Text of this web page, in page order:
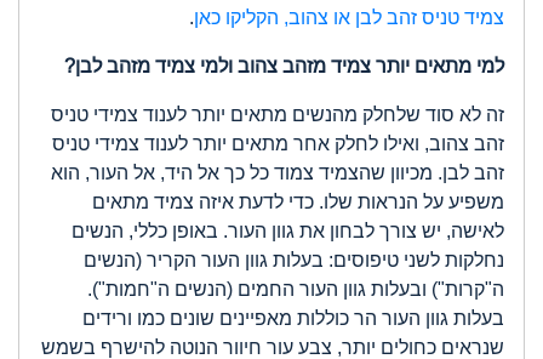
צמיד טניס זהב לבן או צהוב, הקליקו כאן.
למי מתאים יותר צמיד מזהב צהוב ולמי צמיד מזהב לבן?
זה לא סוד שלחלק מהנשים מתאים יותר לענוד צמידי טניס
זהב צהוב, ואילו לחלק אחר מתאים יותר לענוד צמידי טניס
זהב לבן. מכיוון שהצמיד צמוד כל כך אל היד, אל העור, הוא
משפיע על הנראות שלו. כדי לדעת איזה צמיד מתאים
לאישה, יש צורך לבחון את גוון העור. באופן כללי, הנשים
נחלקות לשני טיפוסים: בעלות גוון העור הקריר (הנשים
ה"קרות") ובעלות גוון העור החמים (הנשים ה"חמות").
בעלות גוון העור הר כוללות מאפיינים שונים כמו ורידים
שנראים כחולים יותר, צבע עור חיוור הנוטה להישרף בשמש